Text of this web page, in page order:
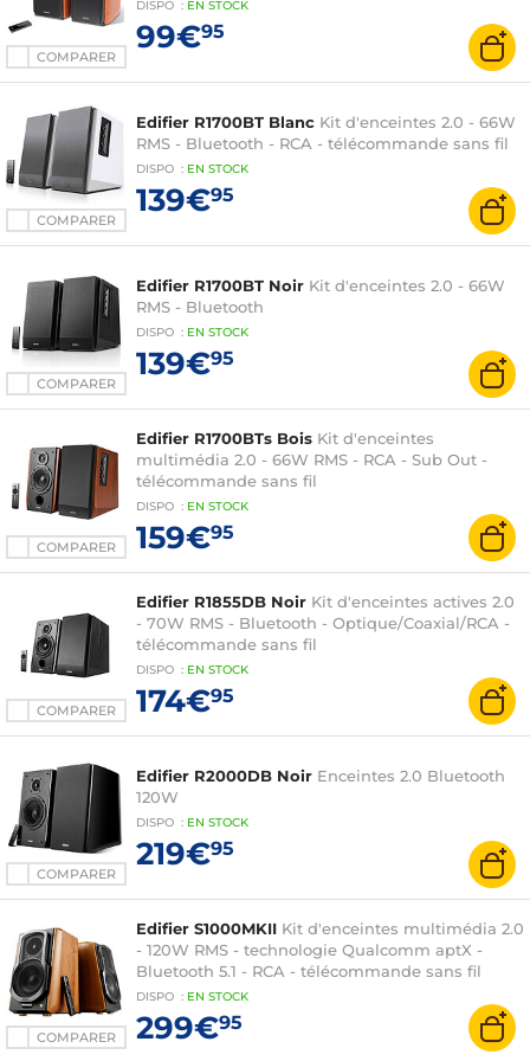
COMPARER
DISPO : EN STOCK
99€95
COMPARER
Edifier R1700BT Blanc Kit d'enceintes 2.0 - 66W
RMS - Bluetooth - RCA - télécommande sans fil
DISPO : EN STOCK
139€95
COMPARER
Edifier R1700BT Noir Kit d'enceintes 2.0 - 66W
RMS - Bluetooth
DISPO : EN STOCK
139€95
COMPARER
Edifier R1700BTs Bois Kit d'enceintes
multimédia 2.0 - 66W RMS - RCA - Sub Out -
télécommande sans fil
DISPO : EN STOCK
159€95
COMPARER
Edifier R1855DB Noir Kit d'enceintes actives 2.0
- 70W RMS - Bluetooth - Optique/Coaxial/RCA -
télécommande sans fil
DISPO : EN STOCK
174€95
COMPARER
Edifier R2000DB Noir Enceintes 2.0 Bluetooth
120W
DISPO : EN STOCK
219€95
COMPARER
Edifier S1000MKII Kit d'enceintes multimédia 2.0
- 120W RMS - technologie Qualcomm aptX -
Bluetooth 5.1 - RCA - télécommande sans fil
DISPO : EN STOCK
299€95